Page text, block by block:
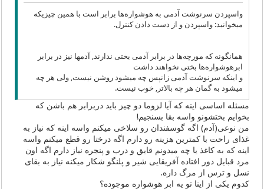
واسپردن سرنوشت آدمی به هوشواره‌ها برابر است با همین چیزیکه
میخوانید: واسپردن و از دست دادن کنترل.
همانگونه که مورچه‌ها در برابر آدمی بختی ندارند, آدمها نیز در برابر
ابرهوشواره‌ها بختی نخواهند داشت
و اینکه سرنوشت آدمی زانپس چه میشود روشن نیست, ولی هر چه
میشود به گمان هر چه بالاتر, خوب نیست.
مسئله اساسی اینه که آیا لزوما دو چیز باید دربرابر هم باشن که
بخوایم بختشونو واسه بقا بسنجیم!
من نوعی(آدم) اگه گوسفندان رو سلاخی میکنم واسه اینه که نیاز به
غذای راحت با کمترین هزینه رو دارم اگه درختا رو قطع میکنم واسه
اینه که به کاغذ یا چه میدونم قایق و درب و پنجره نیاز دارم اگه اون
مرد قبایل دور افتاده آفریقایی شیر و پلنگو شکار میکنه نیاز به بقای
نسل و ترس از مرگ داره.
کدوم یکی از اینا تو یه ابر هوشواره موجوده؟